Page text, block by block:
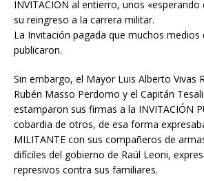
INVITACION al entierro, unos
su reingreso a la carrera militar.
La Invitación pagada que muchos
publicaron.
Sin embargo, el Mayor Luis Alberto Vivas
Rubén Masso Perdomo y el Capitán
estamparon sus firmas a la INVITACIÓN
cobardia de otros, de esa forma
MILITANTE con sus compañeros de
difíciles del gobierno de Raúl Leoni,
represivos contra sus familiares.